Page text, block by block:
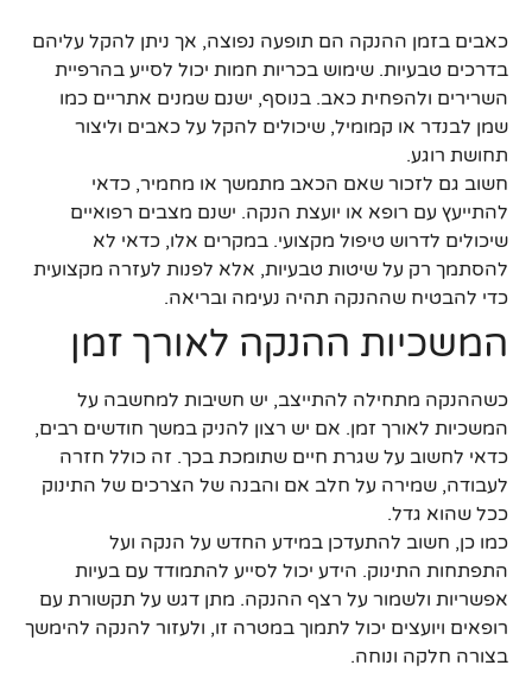
כאבים בזמן ההנקה הם תופעה נפוצה, אך ניתן להקל עליהם
בדרכים טבעיות. שימוש בכריות חמות יכול לסייע בהרפיית
השרירים ולהפחית כאב. בנוסף, ישנם שמנים אתריים כמו
שמן לבנדר או קמומיל, שיכולים להקל על כאבים וליצור
תחושת רוגע.
חשוב גם לזכור שאם הכאב מתמשך או מחמיר, כדאי
להתייעץ עם רופא או יועצת הנקה. ישנם מצבים רפואיים
שיכולים לדרוש טיפול מקצועי. במקרים אלו, כדאי לא
להסתמך רק על שיטות טבעיות, אלא לפנות לעזרה מקצועית
כדי להבטיח שההנקה תהיה נעימה ובריאה.
המשכיות ההנקה לאורך זמן
כשההנקה מתחילה להתייצב, יש חשיבות למחשבה על
המשכיות לאורך זמן. אם יש רצון להניק במשך חודשים רבים,
כדאי לחשוב על שגרת חיים שתומכת בכך. זה כולל חזרה
לעבודה, שמירה על חלב אם והבנה של הצרכים של התינוק
ככל שהוא גדל.
כמו כן, חשוב להתעדכן במידע החדש על הנקה ועל
התפתחות התינוק. הידע יכול לסייע להתמודד עם בעיות
אפשריות ולשמור על רצף ההנקה. מתן דגש על תקשורת עם
רופאים ויועצים יכול לתמוך במטרה זו, ולעזור להנקה להימשך
בצורה חלקה ונוחה.